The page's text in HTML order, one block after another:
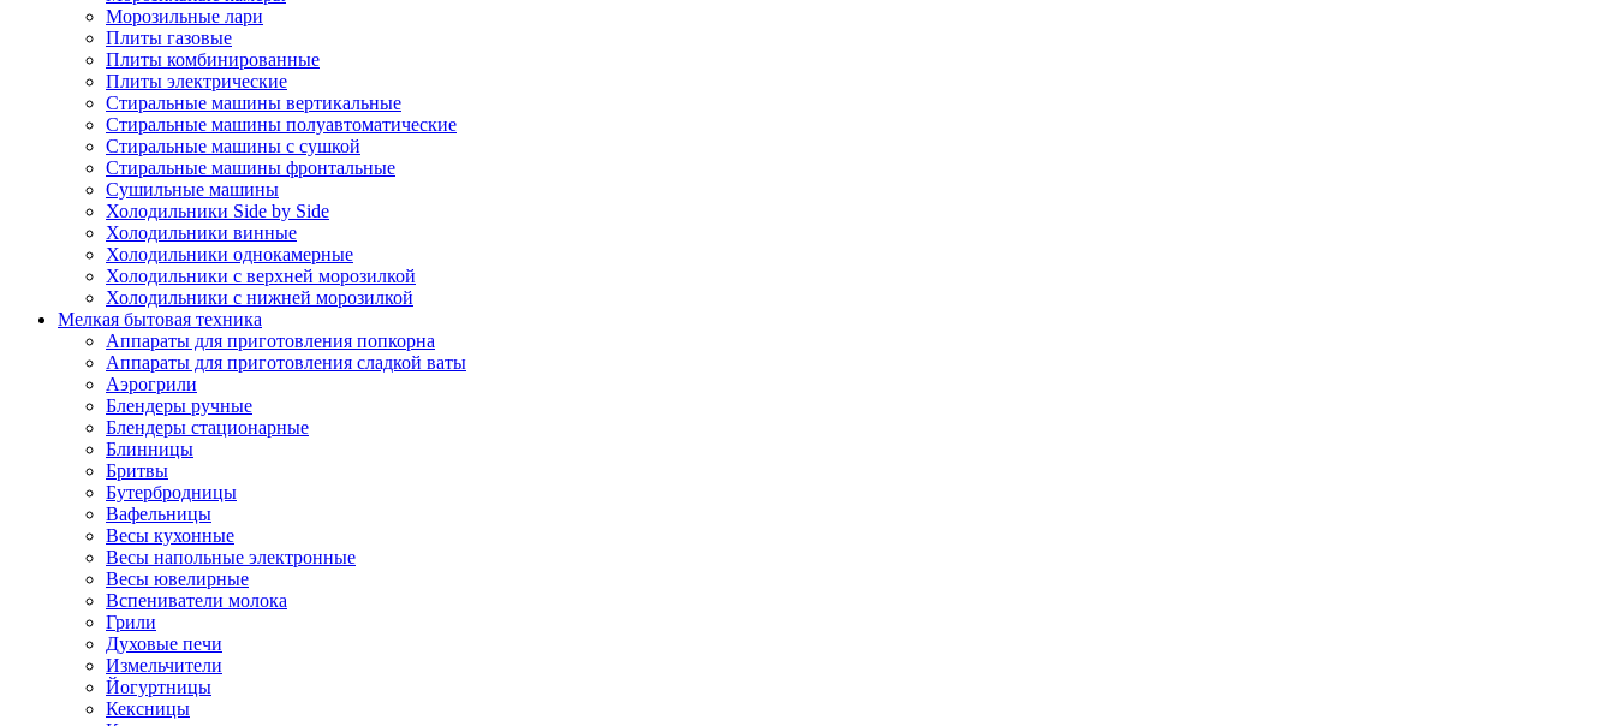
Морозильные лари
Плиты газовые
Плиты комбинированные
Плиты электрические
Стиральные машины вертикальные
Стиральные машины полуавтоматические
Стиральные машины с сушкой
Стиральные машины фронтальные
Сушильные машины
Холодильники Side by Side
Холодильники винные
Холодильники однокамерные
Холодильники с верхней морозилкой
Холодильники с нижней морозилкой
Мелкая бытовая техника
Аппараты для приготовления попкорна
Аппараты для приготовления сладкой ваты
Аэрогрили
Блендеры ручные
Блендеры стационарные
Блинницы
Бритвы
Бутербродницы
Вафельницы
Весы кухонные
Весы напольные электронные
Весы ювелирные
Вспениватели молока
Грили
Духовые печи
Измельчители
Йогуртницы
Кексницы